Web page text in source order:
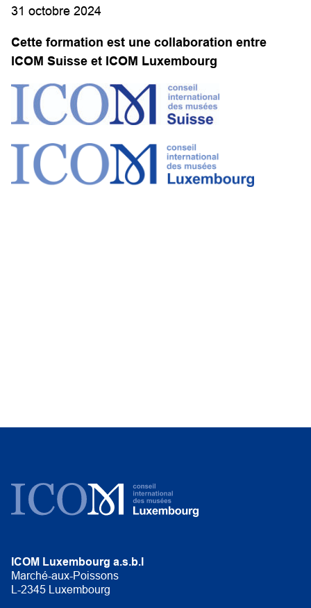
31 octobre 2024
Cette formation est une collaboration entre
ICOM Suisse et ICOM Luxembourg
ICOM Luxembourg a.s.b.l
Marché-aux-Poissons
L-2345 Luxembourg